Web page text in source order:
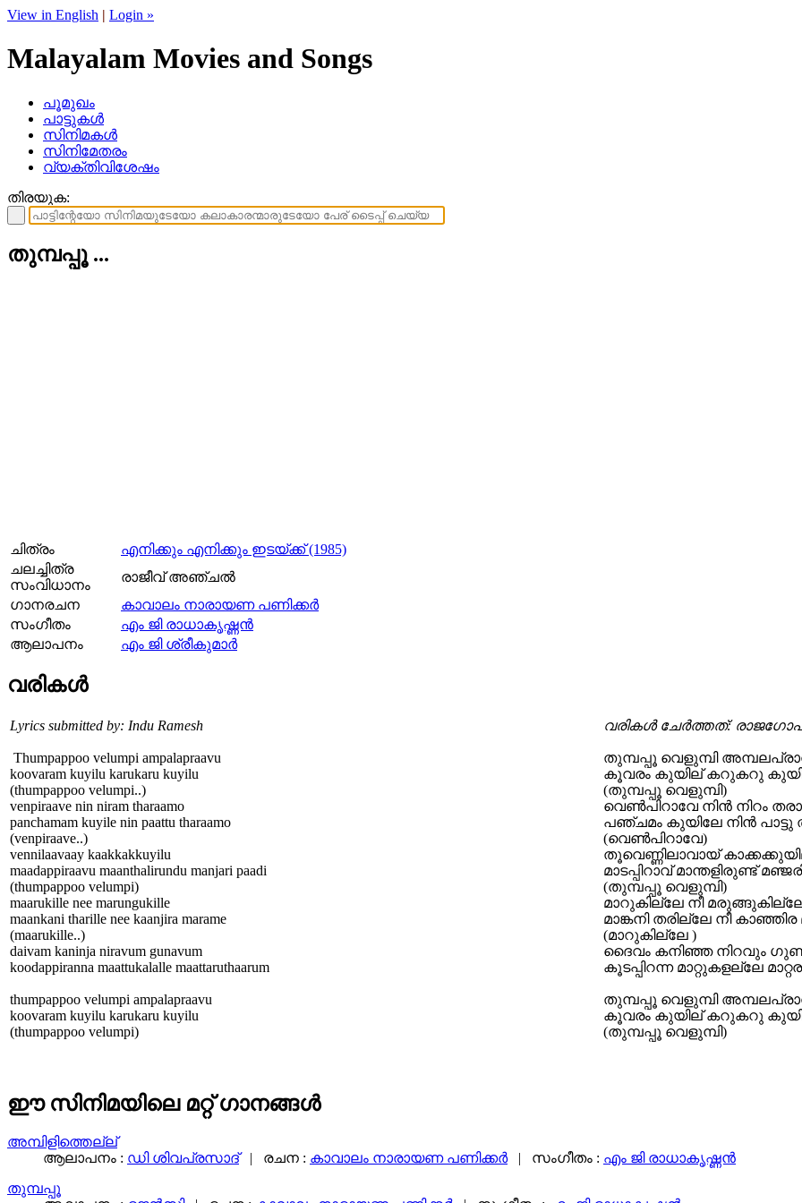
View in English | Login »
Malayalam Movies and Songs
പൂമുഖം
പാട്ടുകള്‍
സിനിമകള്‍
സിനിമേതരം
വ്യക്തിവിശേഷം
തിരയുക:
തുമ്പപ്പൂ ...
ചിത്രം
എനിക്കും എനിക്കും ഇടയ്ക്ക് (1985)
ചലച്ചിത്ര
സംവിധാനം
രാജീവ്‌ അഞ്ചല്‍
ഗാനരചന
കാവാലം നാരായണ പണിക്കര്‍
സംഗീതം
എം ജി രാധാകൃഷ്ണന്‍
ആലാപനം
എം ജി ശ്രീകുമാർ
വരികള്‍
Lyrics submitted by: Indu Ramesh
Thumpappoo velumpi ampalapraavu
koovaram kuyilu karukaru kuyilu
(thumpappoo velumpi..)
venpiraave nin niram tharaamo
panchamam kuyile nin paattu tharaamo
(venpiraave..)
vennilaavaay kaakkakkuyilu
maadappiraavu maanthalirundu manjari paadi
(thumpappoo velumpi)
maarukille nee marungukille
maankani tharille nee kaanjira marame
(maarukille..)
daivam kaninja niravum gunavum
koodappiranna maattukalalle maattaruthaarum
thumpappoo velumpi ampalapraavu
koovaram kuyilu karukaru kuyilu
(thumpappoo velumpi)
വരികള്‍ ചേര്‍ത്തത്:
തുമ്പപ്പൂ വെളുമ്പി
കൂവരം കുയില് കറുകറു
(തുമ്പപ്പൂ വെളുമ്പി)
വെണ്‍‍പിറാവേ നിന്‍ നിറം
പഞ്ചമം കുയിലേ നിന്‍ പാട്ടു
(വെണ്‍‍പിറാവേ)
തൂവെണ്ണിലാവായ്
മാടപ്പിറാവ് മാന്തളിരുണ്ട്
(തുമ്പപ്പൂ വെളുമ്പി)
മാറുകില്ലേ നീ
മാങ്കനി തരില്ലേ നീ കാഞ്ഞിര
(മാറുകില്ലേ )
ദൈവം കനിഞ്ഞ നിറവും
കൂടപ്പിറന്ന മാറ്റുകളല്ലേ
തുമ്പപ്പൂ വെളുമ്പി
കൂവരം കുയില് കറുകറു
(തുമ്പപ്പൂ വെളുമ്പി)
ഈ സിനിമയിലെ മറ്റ് ഗാനങ്ങള്‍
അമ്പിളിത്തെല്ല്
ആലാപനം : ഡി ശിവപ്രസാദ്‌| രചന : കാവാലം നാരായണ പണിക്കര്‍| സംഗീതം : എം ജി രാധാകൃഷ്ണന്‍
തുമ്പപ്പൂ